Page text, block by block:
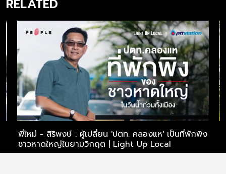
RELATED
พี่ใหม่ - สิริพงษ์ : ผู้เปลี่ยน 'ปตท. คลองแห' เป็นที่พักพิง
ชาวหาดใหญ่ในยามวิกฤต | Light Up Local